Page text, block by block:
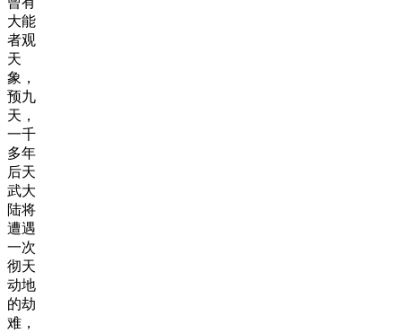
大能
者观
天
象，
预九
天，
一千
多年
后天
武大
陆将
遭遇
一次
彻天
动地
的劫
难，